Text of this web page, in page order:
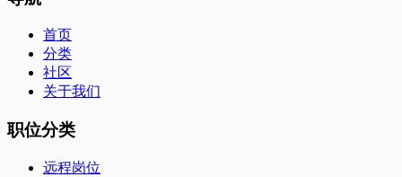
首页
分类
社区
关于我们
职位分类
远程岗位